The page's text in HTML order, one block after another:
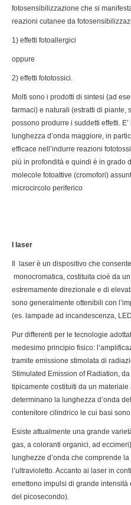
fotosensibilizzazione che si
reazioni cutanee da
1) effetti fotoallergici
oppure
2) effetti fototossici.
Molti sono i prodotti di sintesi (ad
farmaci) e naturali (estratti di piante,
possono produrre i suddetti effetti.
lunghezza d’onda maggiore, in
efficace nell’indurre reazioni
più in profondità e quindi è in grado
molecole fotoattive (cromofori)
microcircolo periferico
I laser
Il laser è un dispositivo che
monocromatica, costituita cioè da
estremamente direzionale e di
sono generalmente ottenibili con
(es. lampade ad incandescenza,
Pur differenti per le tecnologie
medesimo principio fisico:
tramite emissione stimolata di
Stimulated Emission of Radiation,
tipicamente costituiti da un
determinano la lunghezza d’onda
contenitore cilindrico le cui basi
Esiste attualmente una grande
gas, a coloranti organici, ad
lunghezze d’onda che comprende
l’ultravioletto. Accanto ai laser in
emettono impulsi di grande
del picosecondo).